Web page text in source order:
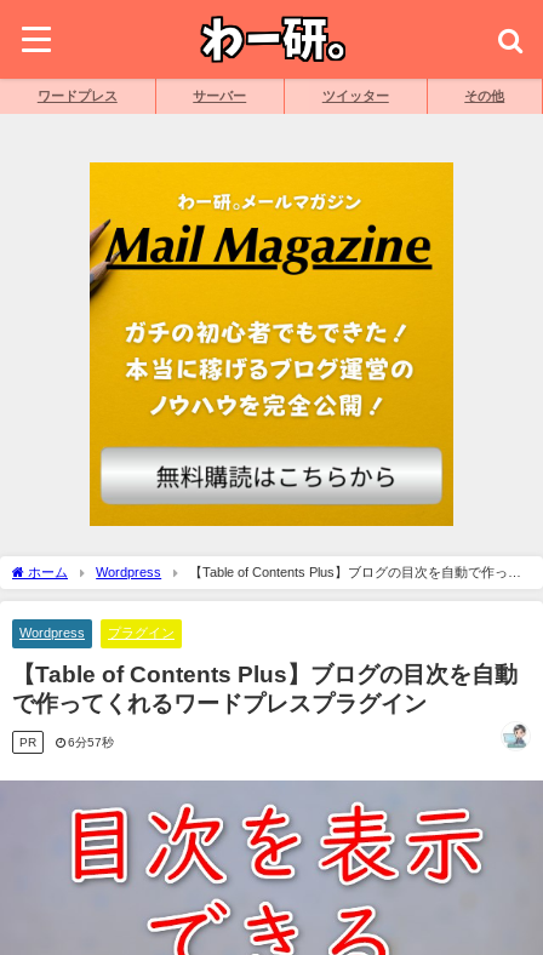
ワードプレス サーバー ツイッター その他
ホーム Wordpress
【Table of Contents Plus】ブログの目次を自動で作って
くれるワードプレスプラグイン
Wordpress プラグイン
【Table of Contents Plus】ブログの目次を自動
で作ってくれるワードプレスプラグイン
PR 6分57秒